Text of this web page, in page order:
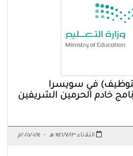
في سويسرا
خادم الحرمين الشريفين
الثلاثاء ١٤٤٦/٧/١٣ هـ - ٢٠٢٥/٠١/١٤م